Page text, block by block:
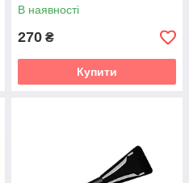
В наявності
270 ₴
Купити